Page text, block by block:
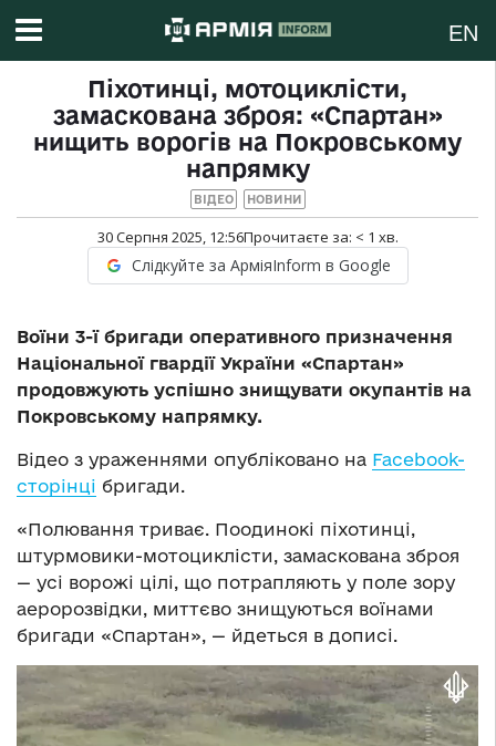
EN
Піхотинці, мотоциклісти,
замаскована зброя: «Спартан»
нищить ворогів на Покровському
напрямку
ВІДЕО НОВИНИ
30 Серпня 2025, 12:56Прочитаєте за: < 1 хв.
Слідкуйте за АрміяInform в Google
Воїни 3-ї бригади оперативного призначення
Національної гвардії України «Спартан»
продовжують успішно знищувати окупантів на
Покровському напрямку.
Відео з ураженнями опубліковано на Facebook-
сторінці бригади.
«Полювання триває. Поодинокі піхотинці,
штурмовики-мотоциклісти, замаскована зброя
— усі ворожі цілі, що потрапляють у поле зору
аеророзвідки, миттєво знищуються воїнами
бригади «Спартан», — йдеться в дописі.